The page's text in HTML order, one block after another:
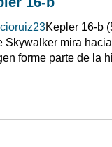
Kepler 16-b
Skywalker mira
forme parte de la